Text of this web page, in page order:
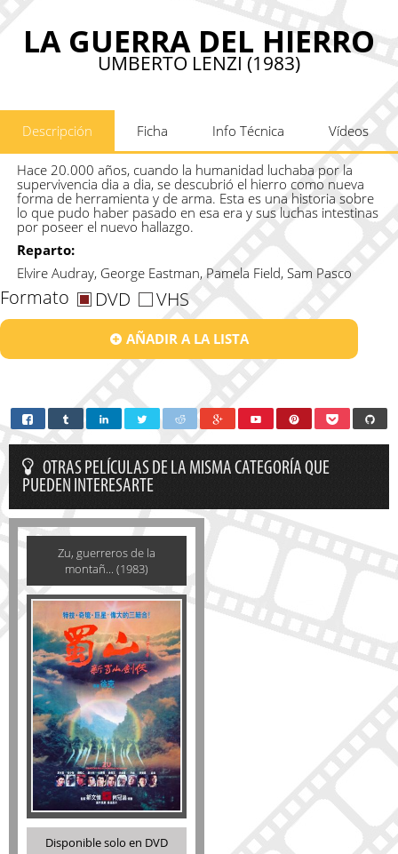
LA GUERRA DEL HIERRO
UMBERTO LENZI (1983)
Descripción Ficha Info Técnica Vídeos
Hace 20.000 años, cuando la humanidad luchaba por la
supervivencia dia a dia, se descubrió el hierro como nueva
forma de herramienta y de arma. Esta es una historia sobre
lo que pudo haber pasado en esa era y sus luchas intestinas
por poseer el nuevo hallazgo.
Reparto:
Elvire Audray, George Eastman, Pamela Field, Sam Pasco
Formato DVD VHS
AÑADIR A LA LISTA
OTRAS PELÍCULAS DE LA MISMA CATEGORÍA QUE
PUEDEN INTERESARTE
Zu, guerreros de la
montañ... (1983)
Disponible solo en DVD